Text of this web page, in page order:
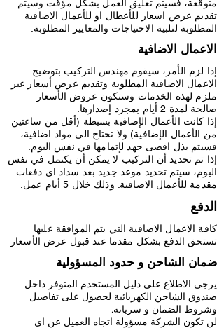
متوقعة، فسيتم تعليق العمل بشكل مؤقت وسيتم
تقديم عرض اسعار للأعطال او للأعمال الاضافية
المطلوبة لتلبية الاحتياجات والمعايير المطلوبة.
الاعمال الاضافية
إذا لزم الأمر، سيقوم مهندس التركيب بتوضيح
الاعمال الاضافية المطلوبة وتقديم عرض أسعار غير
ملزم لهذه الخدمات وستكون عروض الأسعار
صالحة لمدة 2 أيام بمجرد إصدارها.
إذا كانت الأعمال الإضافية بسيطة (أقل من ساعتين
من الأعمال الإضافية) ولا تحتاج الى مواد اضافية،
فسيتم بذل اقصى جهد لإتمامها في نفس اليوم.
إذا تم تحديد أن التركيب لا يمكن أن يكتمل في نفس
اليوم، سيتم تحديد موعد جديد بعد سداد اي دفعات
مقدمة للأعمال الاضافية. وذلك خلال 5 أيام عمل.
الدفع
كافة الاعمال الاضافية التي يتم الموافقة عليها
تستحق الدفع بشكل مقدما عند قبول عرض الأسعار
ضمان الشاحن و حدود المسؤولية
يرجى الاطلاع على دليل المستخدم المتوفر داخل
صندوق الشاحن الكهربائية لحصول على تفاصيل
وشروط الضمان و سريانه.
لن تكون الشركة مسؤولة اتجاه العميل عن اي